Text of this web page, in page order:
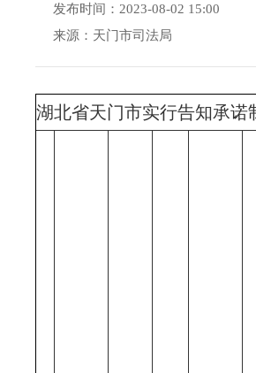
发布时间：2023-08-02 15:00
来源：天门市司法局
湖北省天门市实行告知承诺